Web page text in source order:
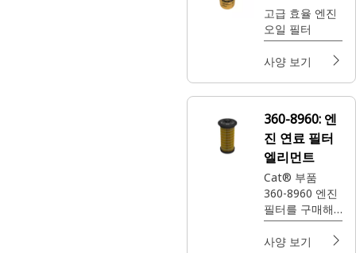
고급 효율 엔진
오일 필터
사양 보기
360-8960: 엔
진 연료 필터
엘리먼트
Cat® 부품
360-8960 엔진
필터를 구매해
보세요. 이 필터
는 초고효율 성
사양 보기